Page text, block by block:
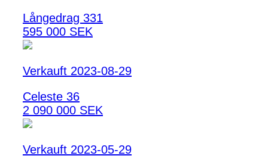
Långedrag 331
595 000 SEK
Verkauft 2023-08-29
Celeste 36
2 090 000 SEK
Verkauft 2023-05-29